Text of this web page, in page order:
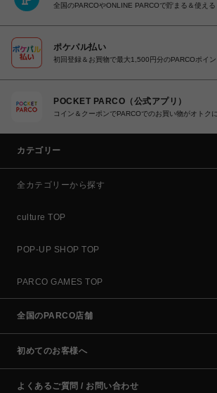
全国のPARCOやONLINE PARCOで貯まる＆使える
ポケパル払い
初回登録＆お買物で最大1,500円分のPARCOポイン
POCKET PARCO（公式アプリ）
コイン＆クーポンでPARCOでのお買い物がオトクに
カテゴリー
全カテゴリーから探す
culture TOP
POP-UP SHOP TOP
PARCO GAMES TOP
全国のPARCO店舗
初めてのお客様へ
よくあるご質問 / お問い合わせ